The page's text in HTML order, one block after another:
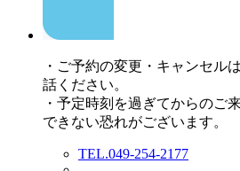
・ご予約の変更・キャンセル
話ください。
・予定時刻を過ぎてからのご
できない恐れがございます。
TEL.049-254-2177